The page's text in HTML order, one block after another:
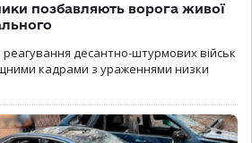
позбавляють ворога живої
реагування десантно-штурмових військ
кадрами з ураженнями низки